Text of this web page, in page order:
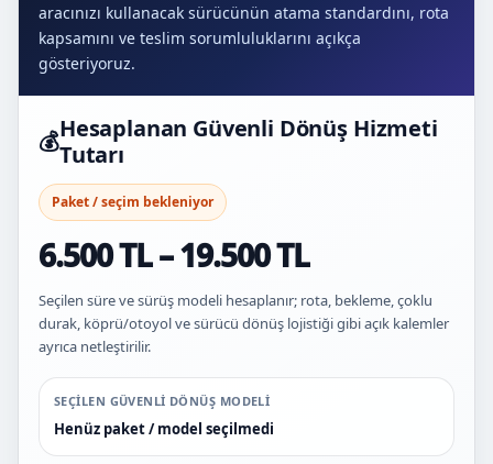
aracınızı kullanacak sürücünün atama standardını, rota
kapsamını ve teslim sorumluluklarını açıkça
gösteriyoruz.
💰Hesaplanan Güvenli Dönüş Hizmeti
Tutarı
Paket / seçim bekleniyor
6.500 TL – 19.500 TL
Seçilen süre ve sürüş modeli hesaplanır; rota, bekleme, çoklu
durak, köprü/otoyol ve sürücü dönüş lojistiği gibi açık kalemler
ayrıca netleştirilir.
SEÇILEN GÜVENLI DÖNÜŞ MODELI
Henüz paket / model seçilmedi